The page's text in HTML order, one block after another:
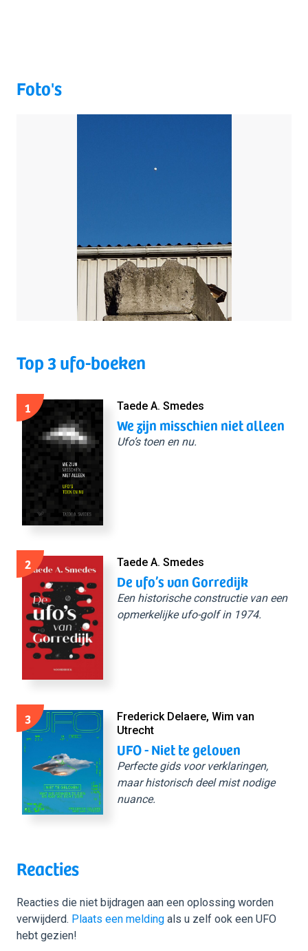
Foto's
Top 3 ufo-boeken
1 Taede A. Smedes
We zijn misschien niet alleen
Ufo’s toen en nu.
2 Taede A. Smedes
De ufo’s van Gorredijk
Een historische constructie van een
opmerkelijke ufo-golf in 1974.
3
Frederick Delaere, Wim van
Utrecht
UFO - Niet te geloven
Perfecte gids voor verklaringen,
maar historisch deel mist nodige
nuance.
Reacties
Reacties die niet bijdragen aan een oplossing worden
verwijderd. Plaats een melding als u zelf ook een UFO
hebt gezien!